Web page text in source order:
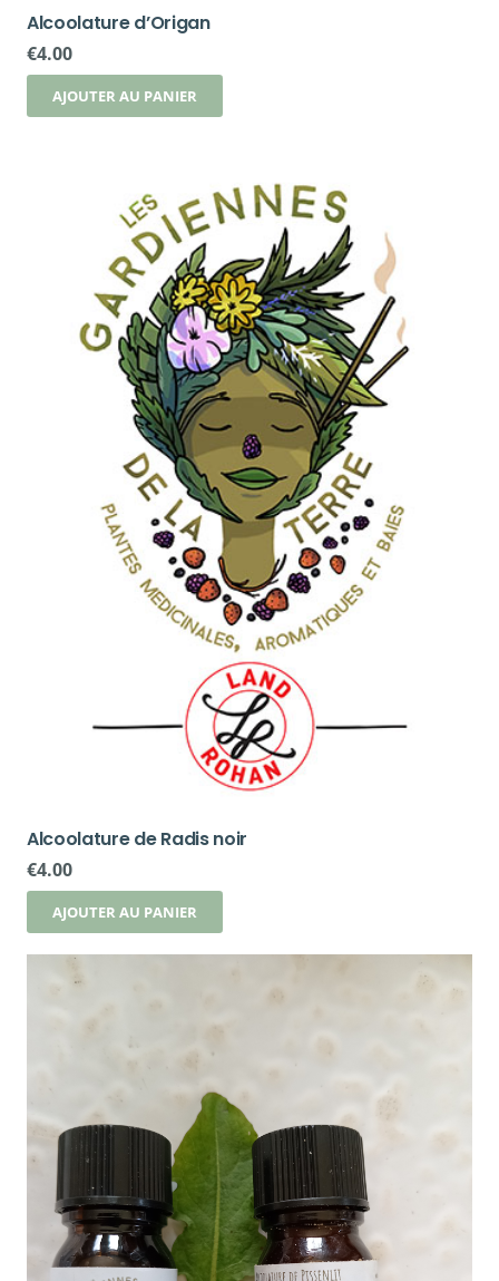
Alcoolature d’Origan
€4.00
AJOUTER AU PANIER
Alcoolature de Radis noir
€4.00
AJOUTER AU PANIER